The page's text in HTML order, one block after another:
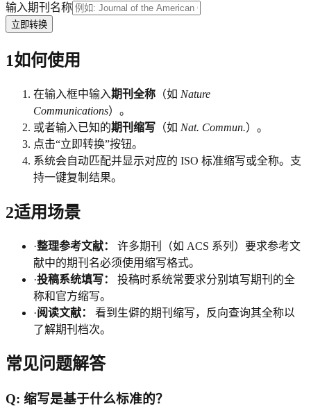
输入期刊名称
立即转换
1如何使用
在输入框中输入期刊全称 （如 Nature
Communications）。
或者输入已知的期刊缩写 （如 Nat. Commun.）。
点击“立即转换”按钮。
系统会自动匹配并显示对应的 ISO 标准缩写或全称。支
持一键复制结果。
2适用场景
·整理参考文献：
许多期刊（如 ACS 系列）要求参考文
献中的期刊名必须使用缩写格式。
·投稿系统填写：
投稿时系统常要求分别填写期刊的全
称和官方缩写。
·阅读文献：
看到生僻的期刊缩写，反向查询其全称以
了解期刊档次。
常见问题解答
Q: 缩写是基于什么标准的？